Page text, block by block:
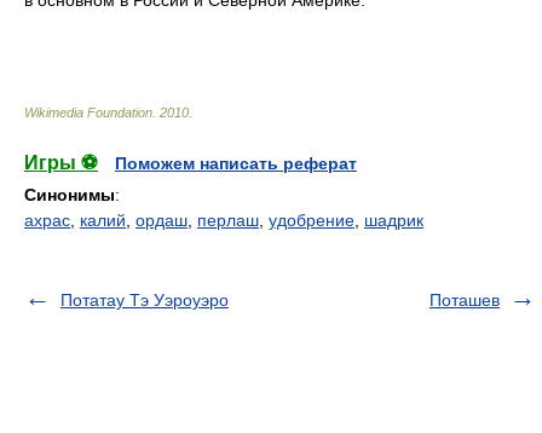
Wikimedia Foundation 2010
Игры ⚽
Поможем написать реферат
Синонимы:
ахрас калий ордаш перлаш удобрение шадрик
Потатау Тэ Уэроуэро Поташев